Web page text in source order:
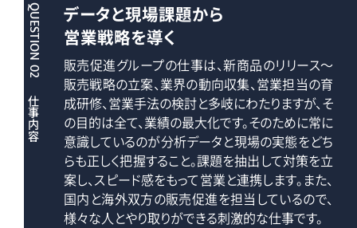
QUESTION 02
仕事内容
データと現場課題から
営業戦略を導く
販売促進グループの仕事は、新商品のリリース～
販売戦略の立案、業界の動向収集、営業担当の育
成研修、営業手法の検討と多岐にわたりますが、そ
の目的は全て、業績の最大化です。そのために常に
意識しているのが分析データと現場の実態をどち
らも正しく把握すること。課題を抽出して対策を立
案し、スピード感をもって営業と連携します。また、
国内と海外双方の販売促進を担当しているので、
様々な人とやり取りができる刺激的な仕事です。